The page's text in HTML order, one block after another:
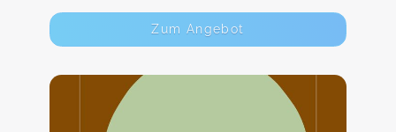
Zum Angebot